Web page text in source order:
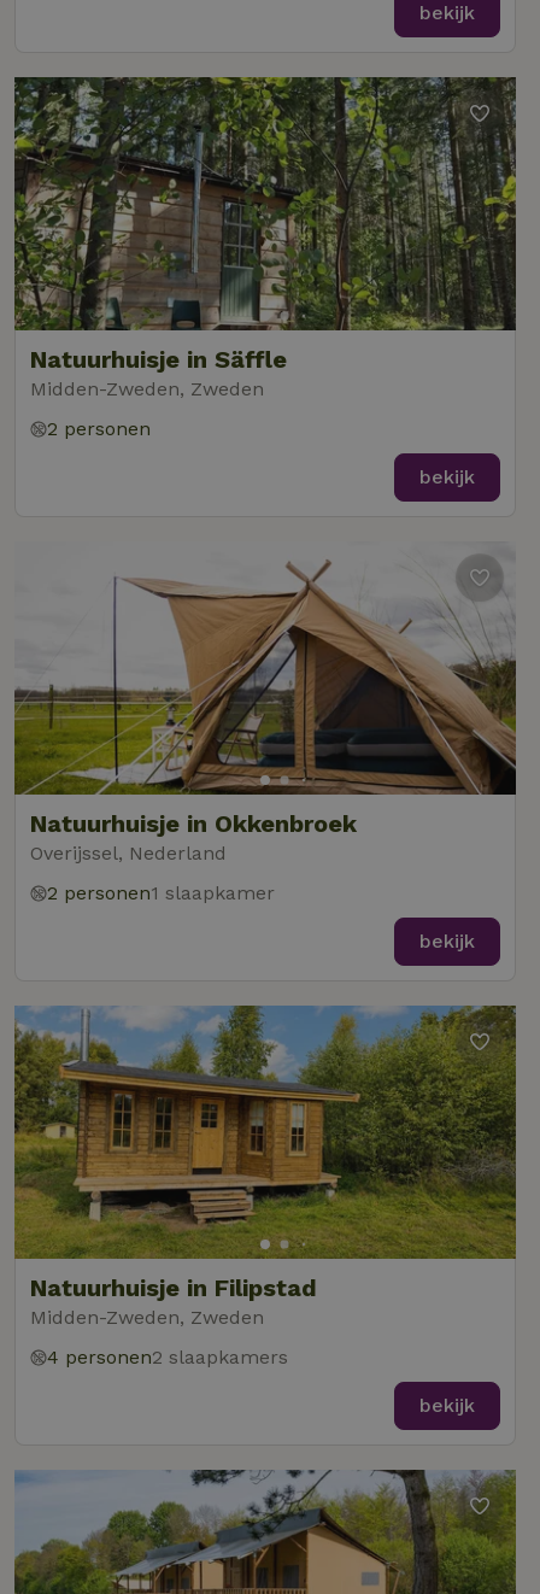
bekijk
Natuurhuisje in Säffle
Midden-Zweden, Zweden
2 personen
bekijk
Natuurhuisje in Okkenbroek
Overijssel, Nederland
2 personen1 slaapkamer
bekijk
Natuurhuisje in Filipstad
Midden-Zweden, Zweden
4 personen2 slaapkamers
bekijk